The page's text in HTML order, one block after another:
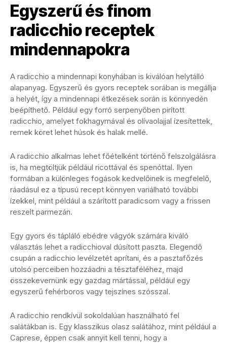
Egyszerű és finom
radicchio receptek
mindennapokra
A radicchio a mindennapi konyhában is kiválóan helytálló
alapanyag. Egyszerű és gyors receptek sorában is megállja
a helyét, így a mindennapi étkezések során is könnyedén
beépíthető. Például egy forró serpenyőben pirított
radicchio, amelyet fokhagymával és olívaolajjal ízesítettek,
remek köret lehet húsok és halak mellé.
A radicchio alkalmas lehet főételként történő felszolgálásra
is, ha megtöltjük például ricottával és spenóttal. Ilyen
formában a különleges fogások kedvelőinek is megfelelő,
ráadásul ez a típusú recept könnyen variálható további
ízekkel, mint például a szárított paradicsom vagy a frissen
reszelt parmezán.
Egy gyors és tápláló ebédre vágyók számára kiváló
választás lehet a radicchioval dúsított paszta. Elegendő
csupán a radicchio levélzetét aprítani, és a pasztafőzés
utolsó perceiben hozzáadni a tésztaféléhez, majd
összekevernünk egy gazdag mártással, például egy
egyszerű fehérboros vagy tejszínes szósszal.
A radicchio rendkívül sokoldalúan használható fel
salátákban is. Egy klasszikus olasz salátához, mint például a
Caprese, éppen csak annyit kell tenni, hogy a